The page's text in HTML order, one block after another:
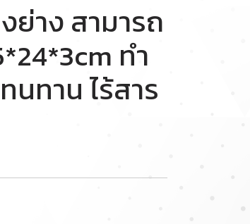
ย่าง สามารถ
ทำ
นทาน ไร้สาร